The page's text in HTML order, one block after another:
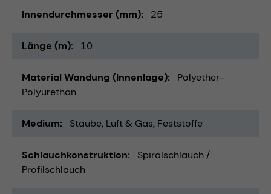
Innendurchmesser (mm) 25
Länge (m) 10
Material Wandung (Innenlage)
Polyether-
Polyurethan
Medium Stäube Luft & Gas Feststoffe
Schlauchkonstruktion
Spiralschlauch /
Profilschlauch